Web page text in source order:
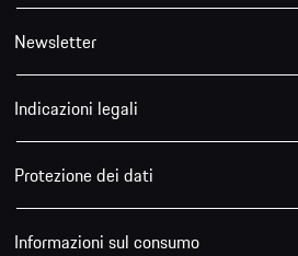
Newsletter
Indicazioni legali
Protezione dei dati
Informazioni sul consumo